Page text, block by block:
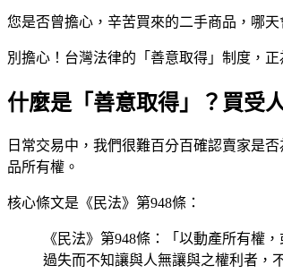
您是否曾擔心，辛苦買來的二手商品，哪
別擔心！台灣法律的「善意取得」制度，
什麼是「善意取得」？買受
日常交易中，我們很難百分百確認賣家是
品所有權。
核心條文是《民法》第948條：
《民法》第948條：「以動產所有權
過失而不知讓與人無讓與之權利者，